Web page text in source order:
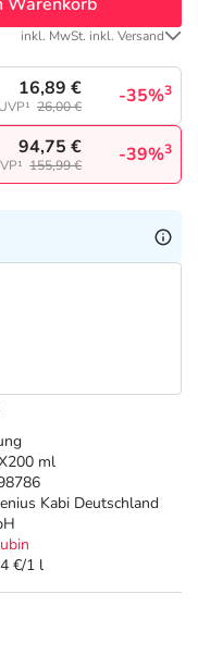
ml
Kabi Deutschland
€/1 l
inkl. MwSt. inkl. Versand
16,89 €
UVP¹ 26,00 € -35%3
94,75 €
155,99 € -39%3